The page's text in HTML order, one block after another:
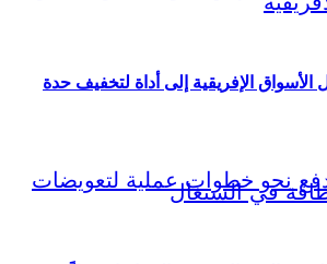
الإفريقية إلى أداة لتخفيف حدة